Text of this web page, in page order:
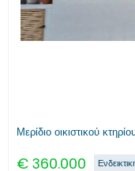
Μερίδιο οικιστικού
€ 360.000